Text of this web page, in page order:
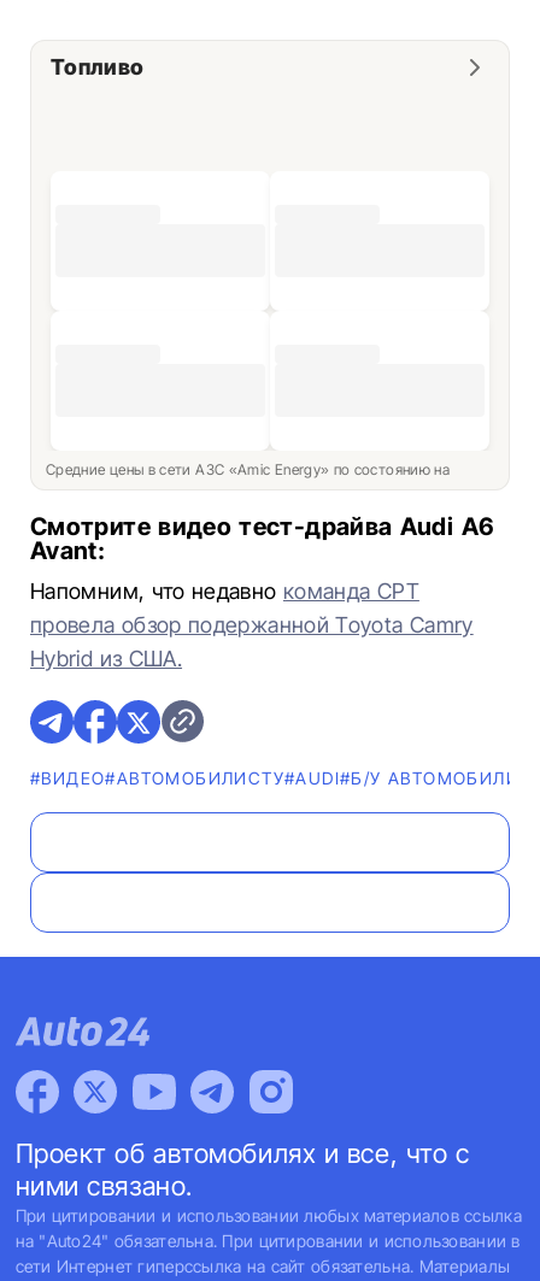
Топливо
Средние цены в сети АЗС «Amic Energy» по состоянию на
Смотрите видео тест-драйва Audi A6
Avant:
Напомним, что недавно команда СРТ
провела обзор подержанной Toyota Camry
Hybrid из США.
#ВИДЕО#АВТОМОБИЛИСТУ#AUDI#Б/У АВТОМОБИЛИ
Проект об автомобилях и все, что с
ними связано.
При цитировании и использовании любых материалов ссылка
на "Auto24" обязательна. При цитировании и использовании в
сети Интернет гиперссылка на сайт обязательна. Материалы